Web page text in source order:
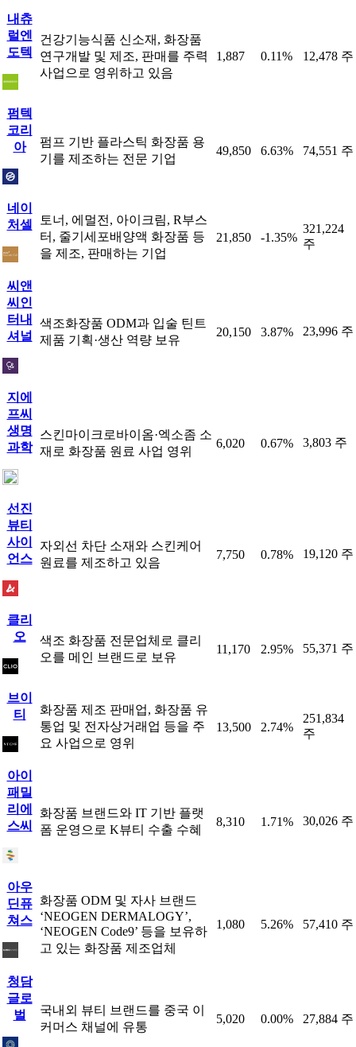
내츄
럴엔
도텍
건강기능식품 신소재, 화장품
연구개발 및 제조, 판매를 주력
사업으로 영위하고 있음
1,887 0.11% 12,478 주
펌텍
코리
아
펌프 기반 플라스틱 화장품 용
기를 제조하는 전문 기업
49,850 6.63% 74,551 주
네이
처셀
토너, 에멀전, 아이크림, R부스
터, 줄기세포배양액 화장품 등
을 제조, 판매하는 기업
21,850 -1.35%
321,224
주
씨앤
씨인
터내
셔널
색조화장품 ODM과 입술 틴트
제품 기획·생산 역량 보유
20,150 3.87% 23,996 주
지에
프씨
생명
과학
스킨마이크로바이옴·엑소좀 소
재로 화장품 원료 사업 영위
6,020 0.67% 3,803 주
선진
뷰티
사이
언스
자외선 차단 소재와 스킨케어
원료를 제조하고 있음
7,750 0.78% 19,120 주
클리
오
색조 화장품 전문업체로 클리
오를 메인 브랜드로 보유
11,170 2.95% 55,371 주
브이
티
화장품 제조 판매업, 화장품 유
통업 및 전자상거래업 등을 주
요 사업으로 영위
13,500 2.74%
251,834
주
아이
패밀
리에
스씨
화장품 브랜드와 IT 기반 플랫
폼 운영으로 K뷰티 수출 수혜
8,310 1.71% 30,026 주
아우
딘퓨
쳐스
화장품 ODM 및 자사 브랜드
‘NEOGEN DERMALOGY’,
‘NEOGEN Code9’ 등을 보유하
고 있는 화장품 제조업체
1,080 5.26% 57,410 주
청담
글로
벌
국내외 뷰티 브랜드를 중국 이
커머스 채널에 유통
5,020 0.00% 27,884 주